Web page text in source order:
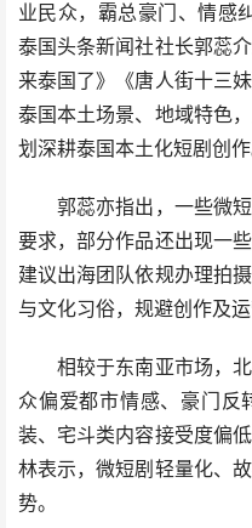
业民众，霸总豪门、情感
泰国头条新闻社社长郭蕊
来泰国了》《唐人街十三
泰国本土场景、地域特色
划深耕泰国本土化短剧创作
郭蕊亦指出，一些微短
要求，部分作品还出现一
建议出海团队依规办理拍
与文化习俗，规避创作及运
相较于东南亚市场，北
众偏爱都市情感、豪门反
装、宅斗类内容接受度偏
林表示，微短剧轻量化、
势。